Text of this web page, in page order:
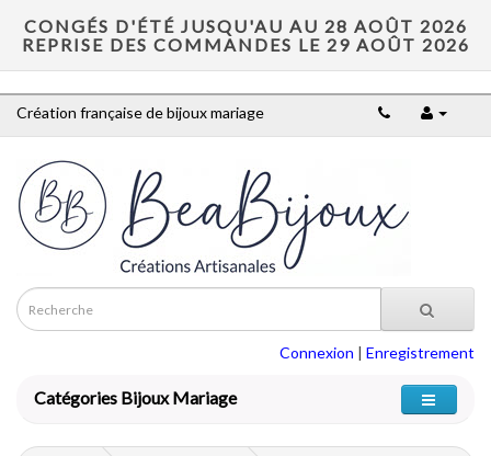
CONGÉS D'ÉTÉ JUSQU'AU AU 28 AOÛT 2026
REPRISE DES COMMANDES LE 29 AOÛT 2026
Création française de bijoux mariage
Connexion | Enregistrement
Catégories Bijoux Mariage